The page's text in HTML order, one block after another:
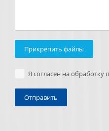
Прикрепить файлы
Я согласен на